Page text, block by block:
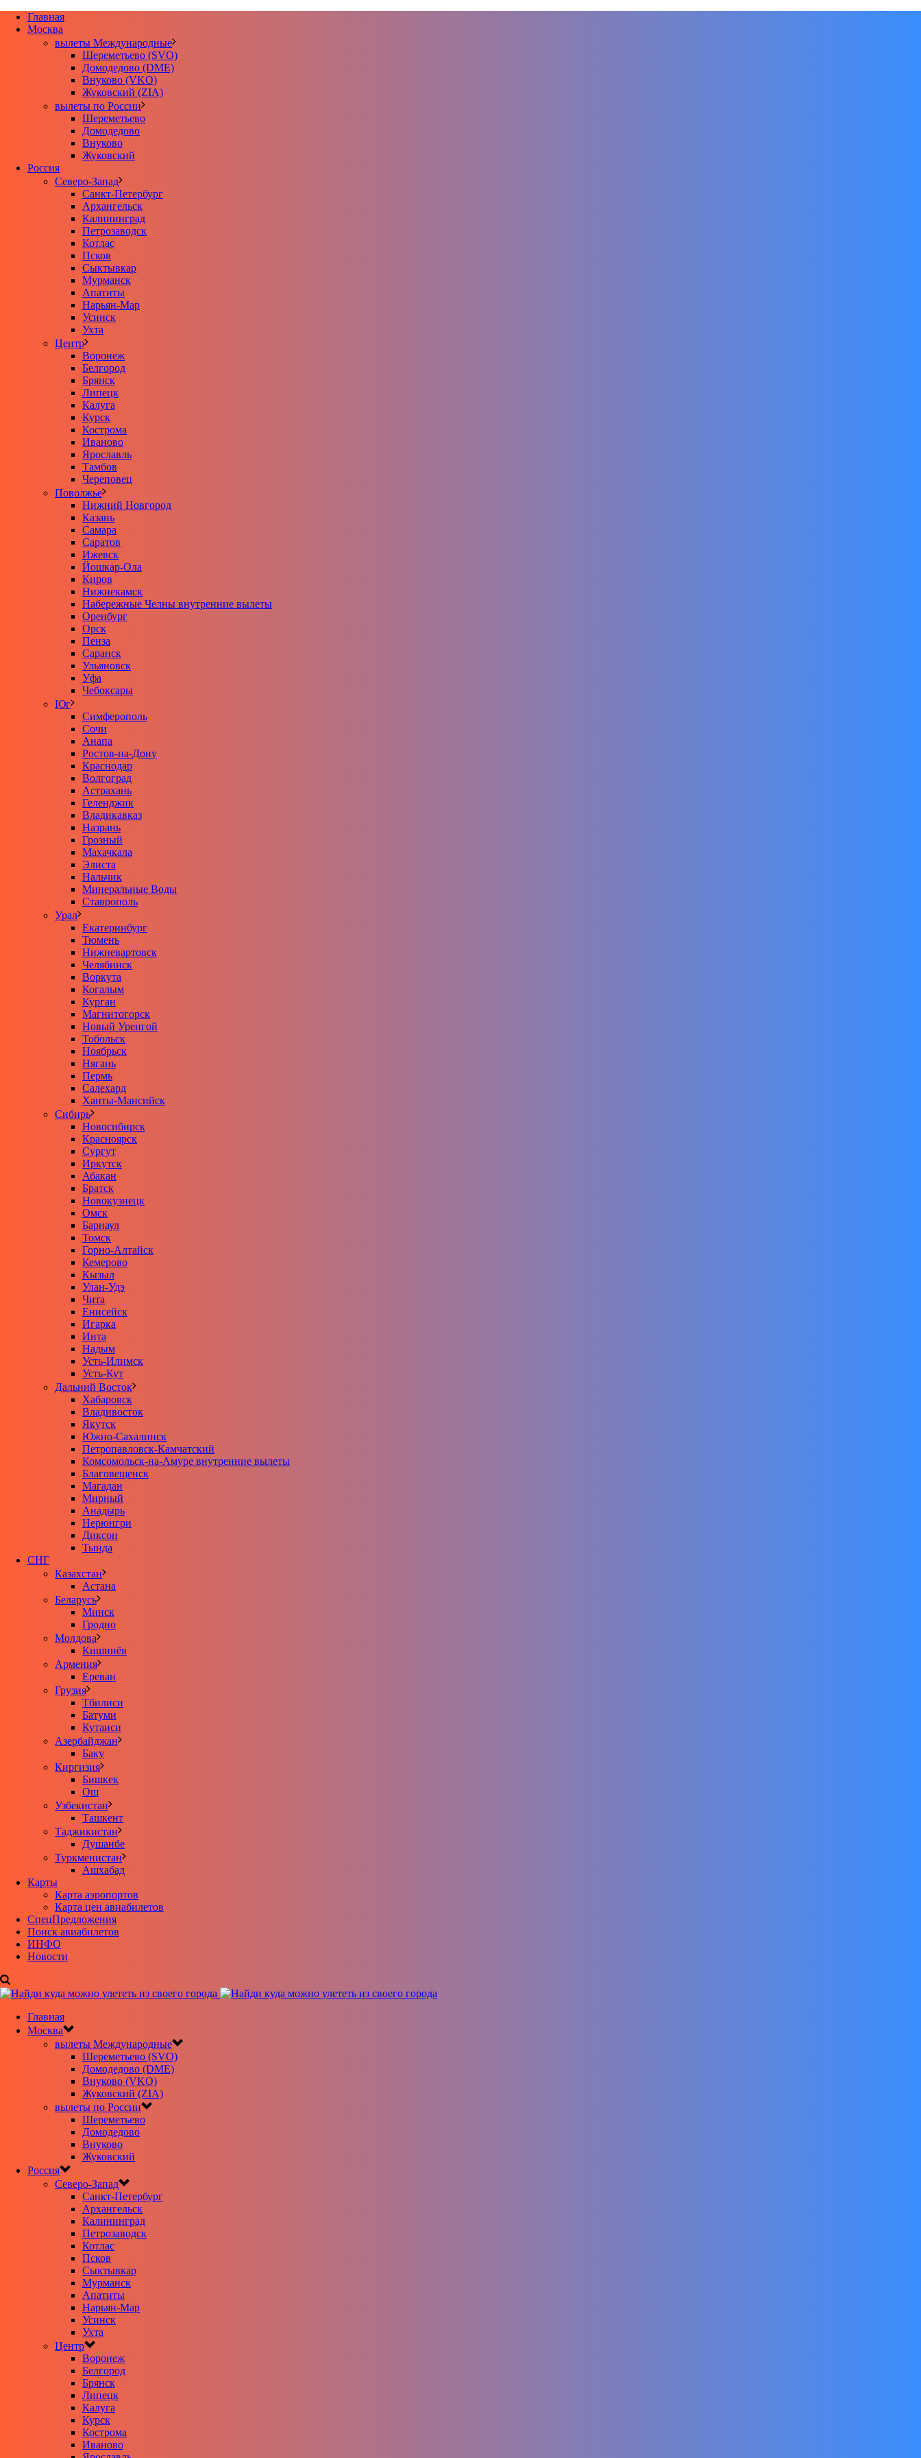
Главная
Москва
вылеты Международные
Шереметьево (SVO)
Домодедово (DME)
Внуково (VKO)
Жуковский (ZIA)
вылеты по России
Шереметьево
Домодедово
Внуково
Жуковский
Россия
Северо-Запад
Санкт-Петербург
Архангельск
Калининград
Петрозаводск
Котлас
Псков
Сыктывкар
Мурманск
Апатиты
Нарьян-Мар
Усинск
Ухта
Центр
Воронеж
Белгород
Брянск
Липецк
Калуга
Курск
Кострома
Иваново
Ярославль
Тамбов
Череповец
Поволжье
Нижний Новгород
Казань
Самара
Саратов
Ижевск
Йошкар-Ола
Киров
Нижнекамск
Набережные Челны внутренние вылеты
Оренбург
Орск
Пенза
Саранск
Ульяновск
Уфа
Чебоксары
Юг
Симферополь
Сочи
Анапа
Ростов-на-Дону
Краснодар
Волгоград
Астрахань
Геленджик
Владикавказ
Назрань
Грозный
Махачкала
Элиста
Нальчик
Минеральные Воды
Ставрополь
Урал
Екатеринбург
Тюмень
Нижневартовск
Челябинск
Воркута
Когалым
Курган
Магнитогорск
Новый Уренгой
Тобольск
Ноябрьск
Нягань
Пермь
Салехард
Ханты-Мансийск
Сибирь
Новосибирск
Красноярск
Сургут
Иркутск
Абакан
Братск
Новокузнецк
Омск
Барнаул
Томск
Горно-Алтайск
Кемерово
Кызыл
Улан-Удэ
Чита
Енисейск
Игарка
Инта
Надым
Усть-Илимск
Усть-Кут
Дальний Восток
Хабаровск
Владивосток
Якутск
Южно-Сахалинск
Петропавловск-Камчатский
Комсомольск-на-Амуре внутренние вылеты
Благовещенск
Магадан
Мирный
Анадырь
Нерюнгри
Диксон
Тында
СНГ
Казахстан
Астана
Беларусь
Минск
Гродно
Молдова
Кишинёв
Армения
Ереван
Грузия
Тбилиси
Батуми
Кутаиси
Азербайджан
Баку
Киргизия
Бишкек
Ош
Узбекистан
Ташкент
Таджикистан
Душанбе
Туркменистан
Ашхабад
Карты
Карта аэропортов
Карта цен авиабилетов
CпецПредложения
Поиск авиабилетов
ИНФО
Новости
Главная
Москва
вылеты Международные
Шереметьево (SVO)
Домодедово (DME)
Внуково (VKO)
Жуковский (ZIA)
вылеты по России
Шереметьево
Домодедово
Внуково
Жуковский
Россия
Северо-Запад
Санкт-Петербург
Архангельск
Калининград
Петрозаводск
Котлас
Псков
Сыктывкар
Мурманск
Апатиты
Нарьян-Мар
Усинск
Ухта
Центр
Воронеж
Белгород
Брянск
Липецк
Калуга
Курск
Кострома
Иваново